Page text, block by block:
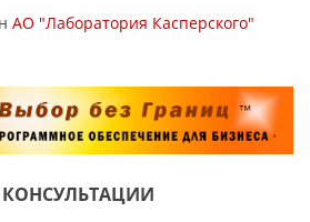
АО "Лаборатория Касперского"